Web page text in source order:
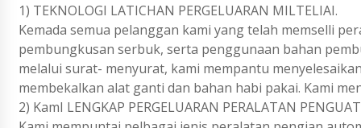
1) TEKNOLOGI LATICHAN PERGELUARAN MILTELIAI.
Kemada semua pelanggan kami yang telah memselli
pembungkusan serbuk, serta penggunaan bahan
melalui surat- menyurat, kami mempantu
membekalkan alat ganti dan bahan habi pakai. Kami
2) KamI LENGKAP PERGELUARAN PERALATAN